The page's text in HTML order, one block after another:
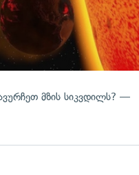
მზის სიკვდილს? —